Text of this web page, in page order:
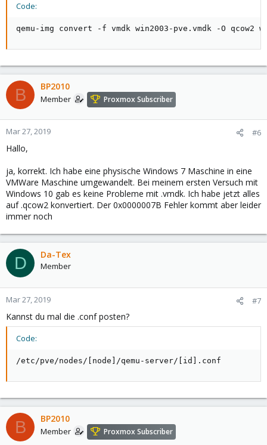
Code:
qemu-img convert -f vmdk win2003-pve.vmdk -O qcow2
B BP2010
Member Proxmox Subscriber
Mar 27, 2019 #6
Hallo,
ja, korrekt. Ich habe eine physische Windows 7 Maschine in eine
VMWare Maschine umgewandelt. Bei meinem ersten Versuch mit
Windows 10 gab es keine Probleme mit .vmdk. Ich habe jetzt alles
auf .qcow2 konvertiert. Der 0x0000007B Fehler kommt aber leider
immer noch
D Da-Tex
Member
Mar 27, 2019 #7
Kannst du mal die .conf posten?
Code:
/etc/pve/nodes/[node]/qemu-server/[id].conf
B BP2010
Member Proxmox Subscriber